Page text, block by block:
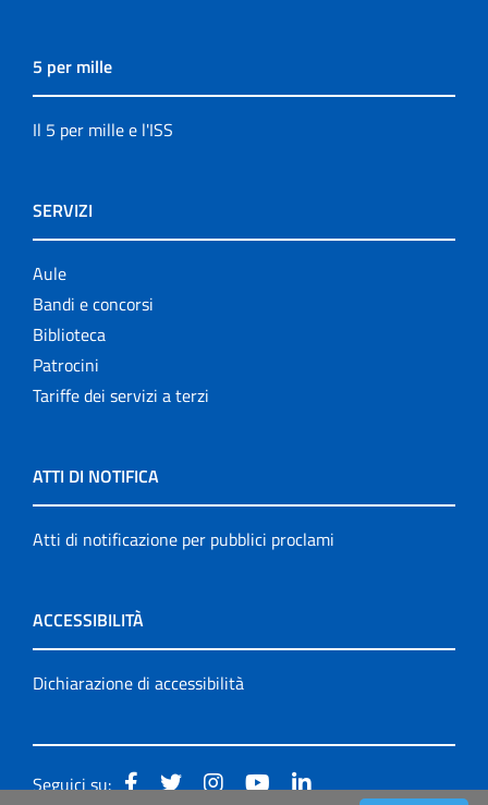
5 per mille
Il 5 per mille e l'ISS
SERVIZI
Aule
Bandi e concorsi
Biblioteca
Patrocini
Tariffe dei servizi a terzi
ATTI DI NOTIFICA
Atti di notificazione per pubblici proclami
ACCESSIBILITÀ
Dichiarazione di accessibilità
Seguici su: